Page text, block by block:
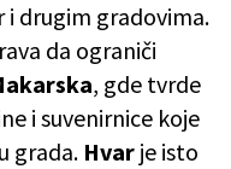
drugim gradovima.
da ograniči
, gde tvrde
i suvenirnice koje
grada. Hvar je isto